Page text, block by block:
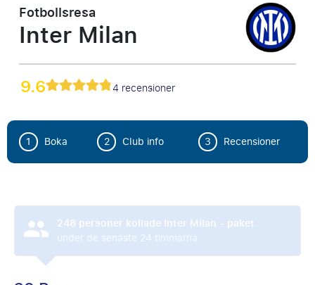
Fotbollsresa
Inter Milan
9.6 4 recensioner
1 Boka 2 Club info 3 Recensioner
248 personer kollade Inter Milan - paket
under de senaste 24 timmarna.